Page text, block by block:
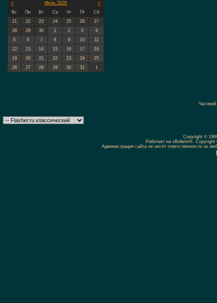
< >
Июль 2026
Вс
Пн Вт Ср Чт Пт
Сб
21
22 23 24 25 26
27
28
29 30 1 2 3
4
5
6 7 8 9 10
11
12
13 14 15 16 17
18
19
20 21 22 23 24
25
26
27 28 29 30 31 1
Copyright ©
Работает на vBulletin®.
Администрация сайта не несёт ответственности за